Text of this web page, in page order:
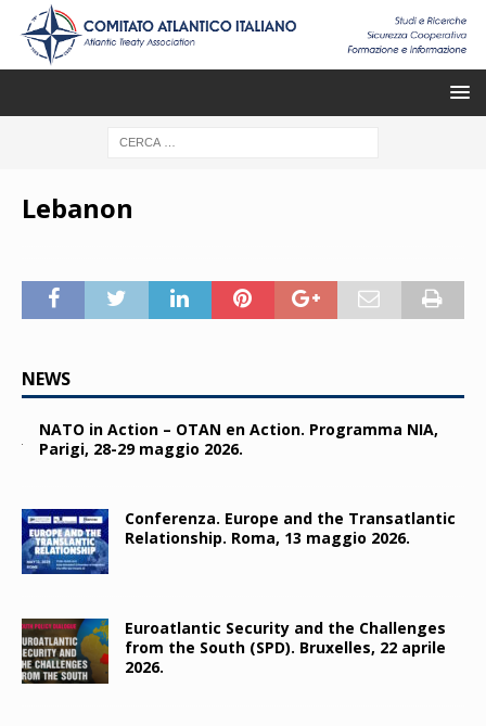
Lebanon
NEWS
NATO in Action – OTAN en Action. Programma NIA,
Parigi, 28-29 maggio 2026.
Conferenza. Europe and the Transatlantic
Relationship. Roma, 13 maggio 2026.
Euroatlantic Security and the Challenges
from the South (SPD). Bruxelles, 22 aprile
2026.